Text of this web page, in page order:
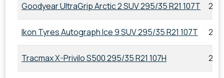
Goodyear UltraGrip Arctic 2 SUV 295/35 R21 107T
Ikon Tyres Autograph Ice 9 SUV 295/35 R21 107T
Tracmax X-Privilo S500 295/35 R21 107H